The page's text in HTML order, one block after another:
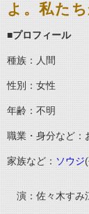
よ。私た
■プロフィール
種族：人間
性別：女性
年齢：不明
職業・身分など：
家族など： ソウジ(
演：佐々木すみ